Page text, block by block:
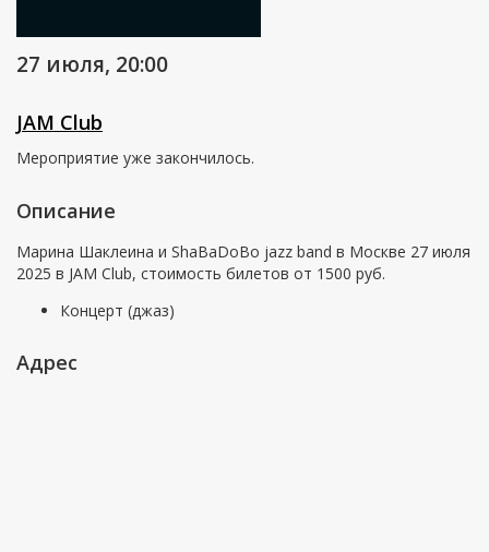
27 июля, 20:00
JAM Club
Мероприятие уже закончилось.
Описание
Марина Шаклеина и ShaBaDoBo jazz band в Москве 27 июля
2025 в JAM Club, стоимость билетов от 1500 руб.
Концерт (джаз)
Адрес